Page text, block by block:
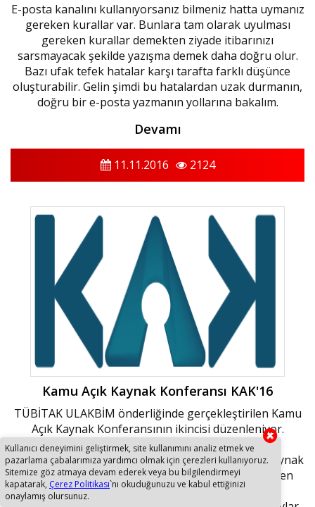
E-posta kanalını kullanıyorsanız bilmeniz hatta uymanız
gereken kurallar var. Bunlara tam olarak uyulması
gereken kurallar demekten ziyade itibarınızı
sarsmayacak şekilde yazışma demek daha doğru olur.
Bazı ufak tefek hatalar karşı tarafta farklı düşünce
oluşturabilir. Gelin şimdi bu hatalardan uzak durmanın,
doğru bir e-posta yazmanın yollarına bakalım.
Devamı
11.11.2016 2124
Kamu Açık Kaynak Konferansı KAK'16
TÜBİTAK ULAKBİM önderliğinde gerçekleştirilen Kamu
Açık Kaynak Konferansının ikincisi düzenleniyor.
Konferansta bu yıl Pardus Projesi, açık kaynak
dünyasındaki gelişmeler ve çözümler, kamu açık kaynak
kullanım ve uyarlama öyküleri, ülkemizde yürütülen
faaliyetler, kamu kaynaklarının etkin ve verimli
Kullanıcı deneyimini geliştirmek, site kullanımını analiz etmek ve
pazarlama çabalarımıza yardımcı olmak için çerezleri kullanıyoruz.
Sitemize göz atmaya devam ederek veya bu bilgilendirmeyi
kapatarak, Çerez Politikası`nı okuduğunuzu ve kabul ettiğinizi
onaylamış olursunuz.